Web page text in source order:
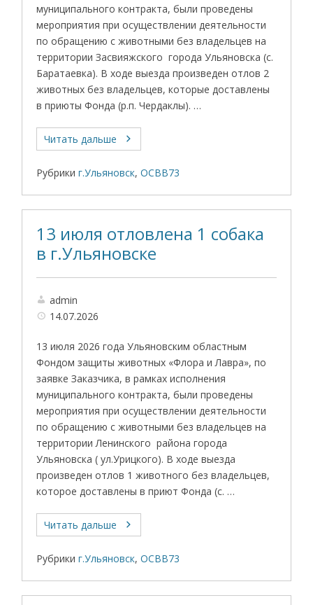
муниципального контракта, были проведены
мероприятия при осуществлении деятельности
по обращению с животными без владельцев на
территории Засвияжского города Ульяновска (с.
Баратаевка). В ходе выезда произведен отлов 2
животных без владельцев, которые доставлены
в приюты Фонда (р.п. Чердаклы). …
Читать дальше
Рубрики г.Ульяновск,ОСВВ73
13 июля отловлена 1 собака
в г.Ульяновске
admin
14.07.2026
13 июля 2026 года Ульяновским областным
Фондом защиты животных «Флора и Лавра», по
заявке Заказчика, в рамках исполнения
муниципального контракта, были проведены
мероприятия при осуществлении деятельности
по обращению с животными без владельцев на
территории Ленинского района города
Ульяновска ( ул.Урицкого). В ходе выезда
произведен отлов 1 животного без владельцев,
которое доставлены в приют Фонда (с. …
Читать дальше
Рубрики г.Ульяновск,ОСВВ73